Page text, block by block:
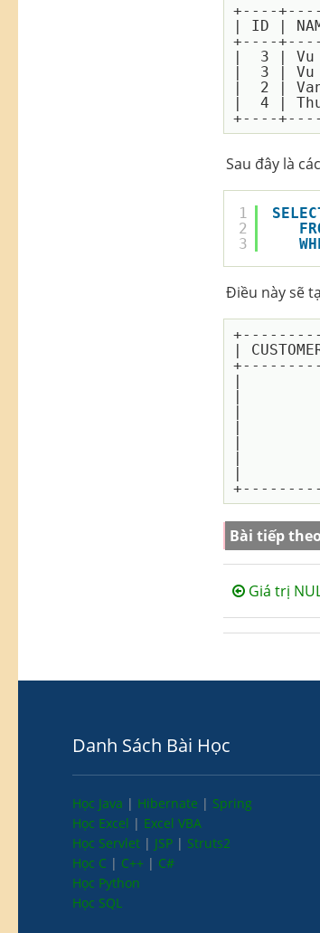
+----
| ID |
+----
|  3 | Vu
|  3 | Vu
|  2 |
|  4 |
Sau đây là
1
2
3
Điều này sẽ
|
|
|
|
|
|
|
|
Bài tiếp
Giá trị
Danh Sách Bài Học
Học Java | Hibernate | Spring
Học Excel | Excel VBA
Học Servlet | JSP | Struts2
Học C | C++ | C#
Học Python
Học SQL